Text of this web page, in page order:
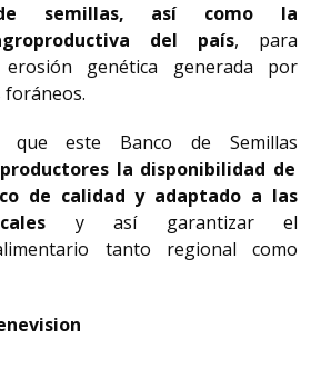
de semillas, así como la
del país, para
genética generada por
foráneos.
que este Banco de Semillas
la disponibilidad de
de calidad y adaptado a las
y así garantizar el
tanto regional como